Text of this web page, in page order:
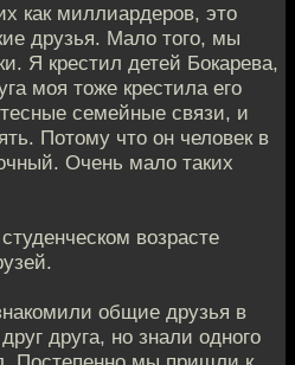
как миллиардеров, это
друзья. Мало того, мы
Я крестил детей Бокарева,
моя тоже крестила его
семейные связи, и
Потому что он человек в
Очень мало таких
возрасте
общие друзья в
друга, но знали одного